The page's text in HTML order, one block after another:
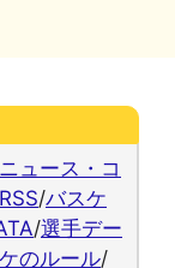
ニュース・コ
/バスケ
/選手デー
のルール/